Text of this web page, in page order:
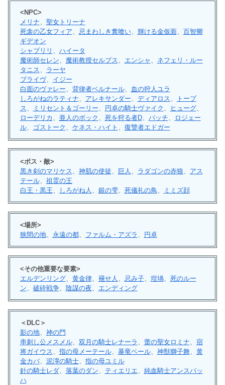
<NPC>
メリナ
聖女トリーナ
死衾の乙女フィア
忌まわしき糞喰い、 輝ける金仮面、 百智卿
ギデオン
シャブリリ
ハイータ
魔術師セレン
魔術教授セルブス エンシャ
ネフェリ・ルー
タニス
ラーヤ
ブライヴ、 イジー
白面のヴァレー
背律者ベルナール、 血の狩人ユラ
しろがねのラティナ
アレキサンダー ディアロス
トープ
ス
ミリセント＆ゴーリー 円卓の騎士ヴァイク ヒューグ、
ローデリカ
亜人のボック 死を狩る者D、 パッチ
ロジェー
ル、 ゴストーク ケネス・ハイト 復讐者エドガー
<ボス・敵>
黒き剣のマリケス、 神肌の使徒、 巨人 、 ラダゴンの赤狼、 アス
テール、 祖霊の王
白王・黒王、 しろがね人 、 銀の雫、 死儀礼の鳥、 ミミズ顔
<場所>
狭間の地、 永遠の都、 ファルム・アズラ 円卓
<その他重要な要素>
エルデンリング、 黄金律、 褪せ人 、 忌み子、 坩堝、 死のルー
ン、 破砕戦争、 陰謀の夜、 エンディング
＜DLC＞
影の地、 神の門
串刺し公メスメル、 双月の騎士レナーラ 蕾の聖女ロミナ
宿
将ガイウス
指の母メーテール、 暴竜ベール、 神獣獅子舞、 黄
金カバ、 泥濘の騎士、 指の母ユミル
針の騎士レダ、 落葉のダン ティエリエ
純血騎士アンスバッ
ハ